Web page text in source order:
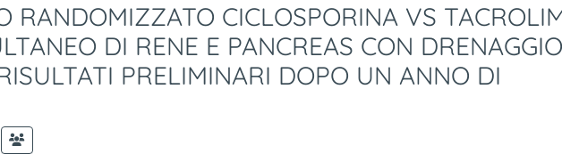
RANDOMIZZATO CICLOSPORINA VS
DI RENE E PANCREAS CON DRENAGGIO
PRELIMINARI DOPO UN ANNO DI